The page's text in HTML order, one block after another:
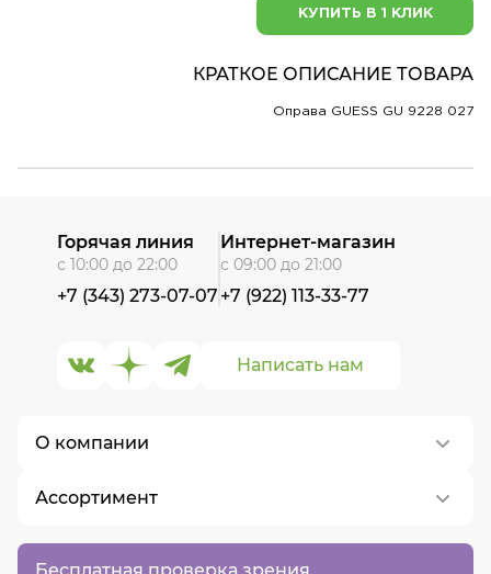
КУПИТЬ В 1 КЛИК
КРАТКОЕ ОПИСАНИЕ ТОВАРА
Оправа GUESS GU 9228 027
Бесплатная проверка зрения
О компании
О нас
Контакты
Ассортимент
Написать нам
Горячая линия
с 10:00 до 22:00
+7 (343) 273-07-07
Интернет-магазин
с 09:00 до 21:00
+7 (922) 113-33-77